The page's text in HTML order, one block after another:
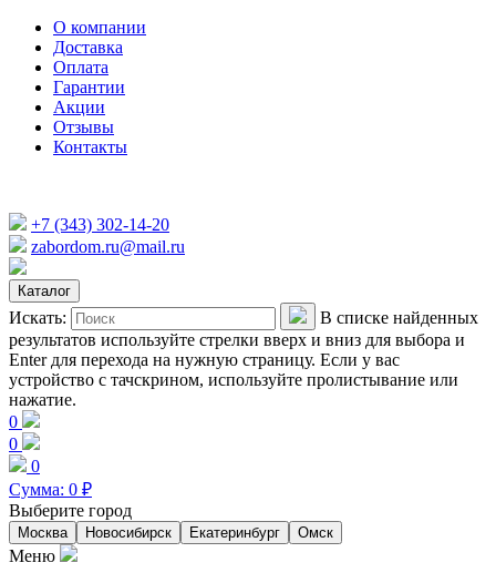
О компании
Доставка
Оплата
Гарантии
Акции
Отзывы
Контакты
+7 (343) 302-14-20
zabordom.ru@mail.ru
Каталог
Искать:
В списке найденных
результатов используйте стрелки вверх и вниз для выбора и
Enter для перехода на нужную страницу. Если у вас
устройство с тачскрином, используйте пролистывание или
нажатие.
0
0
0
Сумма: 0 ₽
Выберите город
Москва Новосибирск Екатеринбург Омск
Меню